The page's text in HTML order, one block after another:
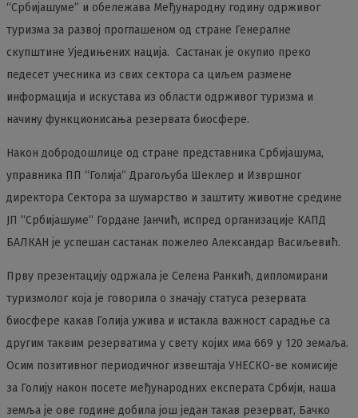
“Србијашуме” и обележава Међународну годину одрживог
туризма за развој проглашеном од стране Генералне
скупштине Уједињених нација. Састанак је окупио преко
педесет учесника из свих сектора са циљем размене
информација и искустава из области одрживог туризма и
начину функционисања резервата биосфере.
Након добродошлице од стране представника Србијашума,
управника ПП “Голија“ Драгољуба Шеклер и Извршног
директора Сектора за шумарство и заштиту животне средине
ЈП “Србијашуме“ Гордане Јанчић, испред организације КАПД
БАЛКАН је успешан састанак пожелео Александар Васиљевић.
Прву презентацију одржала је Селена Ранкић, дипломирани
туризмолог која је говорила о значају статуса резервата
биосфере какав Голија ужива и истакла важност сарадње са
другим таквим резерватима у свету којих има 669 у 120 земаља.
Осим позитивног периодичног извештаја УНЕСКО-ве комисије
за Голију након посете међународних експерата Србији, наша
земља је ове године добила још један такав резерват, Бачко